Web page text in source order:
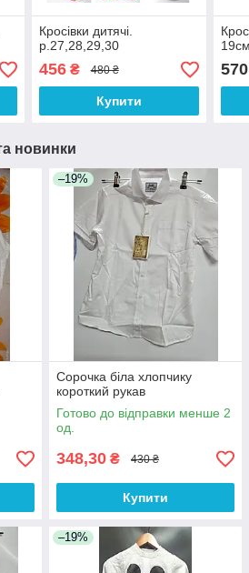
Кросівки дитячі.
р.27,28,29,30
456₴ 480 ₴
Купити
570
новинки
–19%
Сорочка біла хлопчику
короткий рукав
Готово до відправки менше 2
од.
348,30 ₴ 430 ₴
Купити
–19%